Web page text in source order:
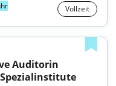
Vollzeit
Auditorin